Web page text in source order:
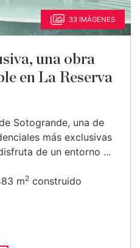
33 IMÁGENES
una obra
en La Reserva
Sotogrande, una de
más exclusivas
de un entorno ...
m2 construido